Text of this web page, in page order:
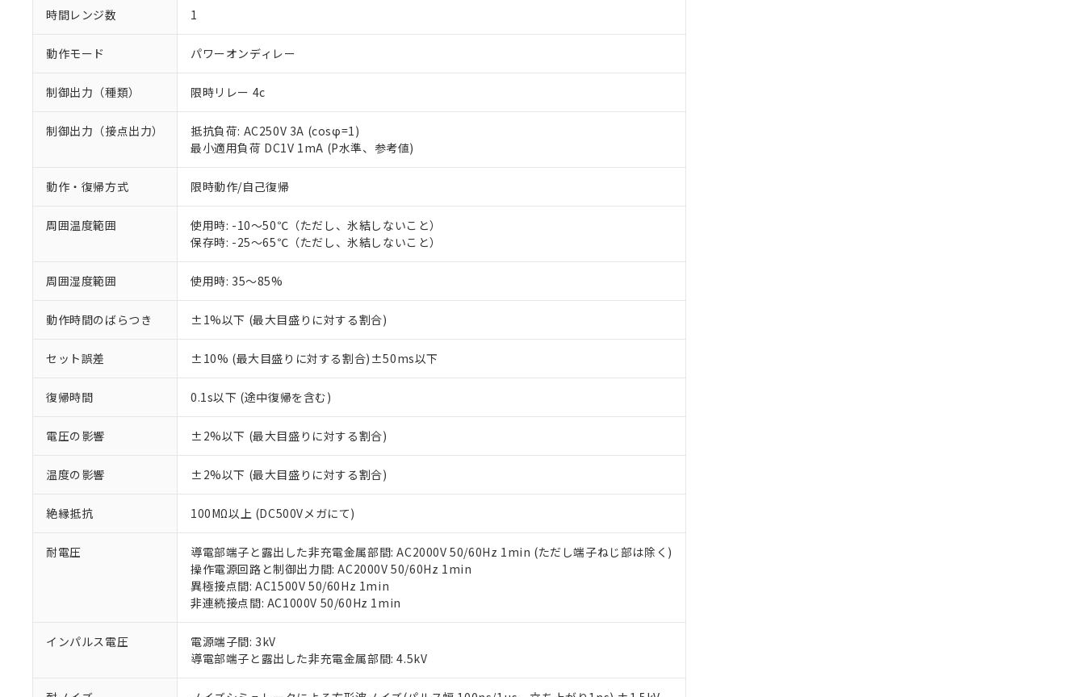
時間レンジ数 1
動作モード パワーオンディレー
制御出力（種類） 限時リレー 4c
制御出力（接点出力）
抵抗負荷: AC250V 3A (cosφ=1)
最小適用負荷 DC1V 1mA (P水準、参考値)
動作・復帰方式 限時動作/自己復帰
周囲温度範囲
使用時: -10～50℃（ただし、氷結しないこと）
保存時: -25～65℃（ただし、氷結しないこと）
周囲湿度範囲 使用時: 35～85%
動作時間のばらつき ±1%以下 (最大目盛りに対する割合)
セット誤差 ±10% (最大目盛りに対する割合)±50ms以下
復帰時間 0.1s以下 (途中復帰を含む)
電圧の影響 ±2%以下 (最大目盛りに対する割合)
温度の影響 ±2%以下 (最大目盛りに対する割合)
絶縁抵抗 100MΩ以上 (DC500Vメガにて)
耐電圧
導電部端子と露出した非充電金属部間: AC2000V 50/60Hz 1min (ただし端子ねじ部は除く)
操作電源回路と制御出力間: AC2000V 50/60Hz 1min
異極接点間: AC1500V 50/60Hz 1min
非連続接点間: AC1000V 50/60Hz 1min
インパルス電圧
電源端子間: 3kV
導電部端子と露出した非充電金属部間: 4.5kV
ご利用条件
以下の条件をお読みいただき、同意のうえご利用ください。
本サービスは、当社制御機器事業取扱商品の当社在庫状況および標準価格(税抜)を提供させていただ
くものです。
当社制御機器事業取扱商品の中には、本サービスの対象外となる商品もあることをご了承ください。
在庫状況および標準価格照会結果は、記載している更新日時点での社内データに基づき作成されるも
のであり、閲覧された時点での実際の在庫および標準価格とは異なる場合があることをご了承くださ
い。
正式な納期状況および標準価格はお客様のお取引先、またはお客様担当のオムロン制御機器販売店・
当社販売員にご相談ください。
オムロン制御機器販売店や当社販売拠点は「
在庫状況および標準価格結果を当社の事前の承諾なく第三者に漏洩または開示しないようお願いしま
マイパーツ機能（部品リスト作成サービス）をご利用いただくには、I-Webメンバーズにご登録され
ている必要があります。
※1 対応状況
対応済み：EU RoHS指令（10物質）の非含有に対応した製品が提供可能な商品です。
対応予定なし：EU RoHS指令（10物質）の非含有に非対応の商品で、対応品を出す予定はありません。
調査・確認中：EU RoHS指令（10物質）の非含有の対応状況を調査中または確認中の商品です。
非該当品：ライセンス料など無形物で、有害物質有無と関係のない商品です。
仕入先様の事情により、非含有部品としていたものが、含有品と判明した場合などやむを得ず変更すること
があります。
鉛(Pb) 1000ppm以下、 水銀(Hg) 1000ppm以下、 カドミウム(Cd) 100ppm以下、
ル（DBP） 1000ppm以下、フタル酸ジイソブチル (DIBP) 1000ppm以下
※2 対応予定月
部品在庫の切り替え状況などにより、予定月が前後することがあります。
※3 非含有証明書ダウンロード
※1 中国RoHS○×表
「○」：最大均質材料含有率が中国RoHSの基準値以下であることを示します。
「×」：最大均質材料含有率が中国RoHSの基準値を超えていることを示します。
「－」：未確認です。当社販売部門へお問い合わせください。
*中国RoHS10物質の基準値 (GB/T26572)：
Pb(鉛) :1000ppm、 Hg(水銀) : 1000ppm、 Cd(カドミウム) : 100ppm、
Cr(Ⅵ)(六価クロム) : 1000ppm、 PBBs(ポリ臭化ビフェニル類) : 1000ppm、 PBDEs(ポリ臭化ジフェニルエーテル類) : 1000ppm、
DBP(フタル酸ジブチル) : 1000ppm、 DIBP(フタル酸ジイソブチル) : 1000ppm、 BBP(フタル酸ブチルベンジル) : 1000ppm、
DEHP(フタル酸ビス(2-エチルヘキシル)) : 1000ppm
※2 環境保護使用期限
「ｅ」：有害物質（10物質）のすべてが基準値以下であることを示します。
「10」：通常の使用状況下において有害物質が外部に漏えいし、環境に深刻な影響を及ぼさない年数を意
味します。
「－」：未確認です。当社販売部門へお問い合わせください。
当社は、これら貴社製品のうち、外国為替および外国貿易法に定める商品（以下｢規制貨物等」とい
う）を輸出または国外への提供する場合は、日本国政府の輸出許可(または役務取引許可)を取得する
当社は規制貨物を破棄する場合は、完全に破砕するなど、違法に輸出されないよう必要な手段を講じ
ます。
当社は貴社製品を、核兵器、ミサイル、化学兵器、生物兵器またはその他武器並びにこれらの製造装
置等に一切使用いたしません。
当社は、貴社製品を第三者に販売する場合は、上記1、2および3の内容を当該第三者に通知します。
また当社は、販売先および販売に係わる関係者が違法に輸出するおそれがある場合は、取り引きをい
たしません。
記
号
説明
○ 一定数以上の在庫あり
△ 一定数には満たないが在庫あり
－
在庫なし(最新の在庫状況については、お客様のお取引先、またはお客様担当のオムロン制御
空
受注生産機種、また在庫状況の情報を公開していない機種